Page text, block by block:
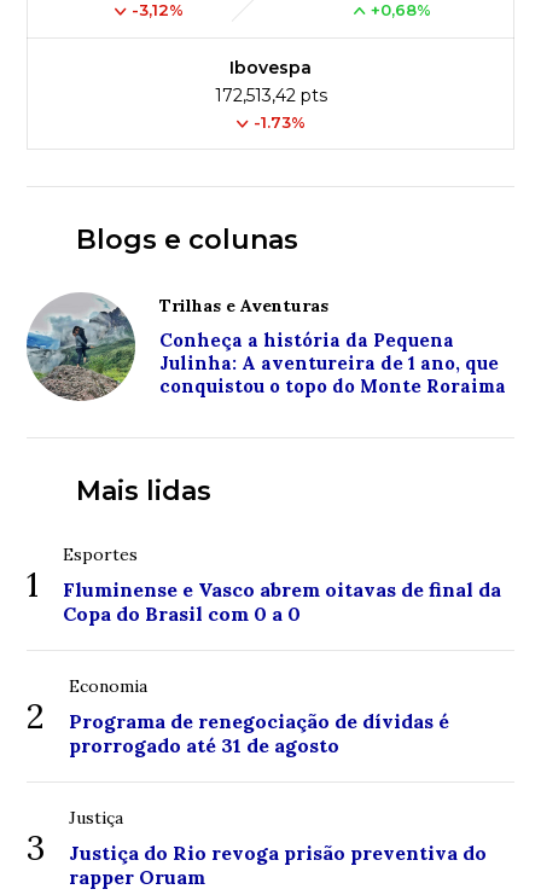
-3,12% +0,68%
Ibovespa
172,513,42 pts
-1.73%
Blogs e colunas
Trilhas e Aventuras
Conheça a história da Pequena
Julinha: A aventureira de 1 ano, que
conquistou o topo do Monte Roraima
Mais lidas
1
Esportes
Fluminense e Vasco abrem oitavas de final da
Copa do Brasil com 0 a 0
2
Economia
Programa de renegociação de dívidas é
prorrogado até 31 de agosto
3
Justiça
Justiça do Rio revoga prisão preventiva do
rapper Oruam